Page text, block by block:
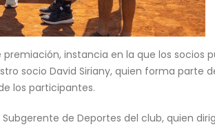
instancia en la que los socios
socio David Siriany, quien forma parte
los participantes.
de Deportes del club, quien